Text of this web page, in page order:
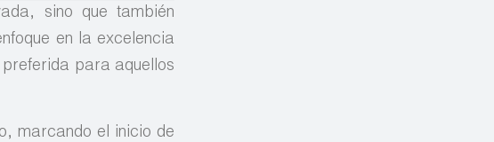
sino que también
en la excelencia
para aquellos
marcando el inicio de